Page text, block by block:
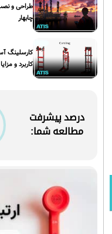
طراحی و
چابهار
کارسلینگ
کاربرد و مزایا
درصد پیشرفت
مطالعه شما: